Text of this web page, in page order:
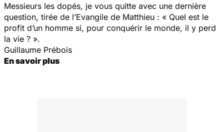
Messieurs les dopés, je vous quitte avec une dernière
question, tirée de l’Evangile de Matthieu : « Quel est le
profit d’un homme si, pour conquérir le monde, il y perd
la vie ? ».
Guillaume Prébois
En savoir plus